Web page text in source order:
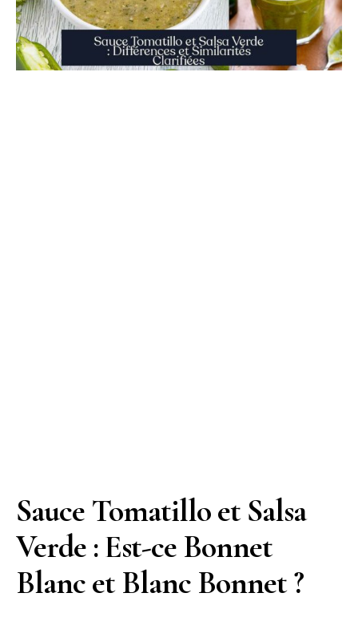
Sauce Tomatillo et Salsa
Verde : Est-ce Bonnet
Blanc et Blanc Bonnet ?